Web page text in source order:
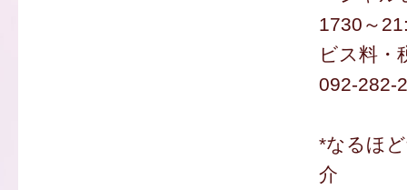
1730～
ビス料・
092-282-
*なるほ
介